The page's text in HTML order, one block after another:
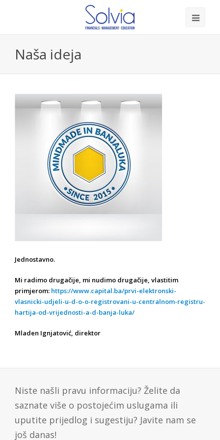
Naša ideja
Jednostavno.
Mi radimo drugačije, mi nudimo drugačije, vlastitim
primjerom: https://www.capital.ba/prvi-elektronski-
vlasnicki-udjeli-u-d-o-o-registrovani-u-centralnom-registru-
hartija-od-vrijednosti-a-d-banja-luka/
Mladen Ignjatović, direktor
Niste našli pravu informaciju? Želite da
saznate više o postojećim uslugama ili
uputite prijedlog i sugestiju? Javite nam se
još danas!